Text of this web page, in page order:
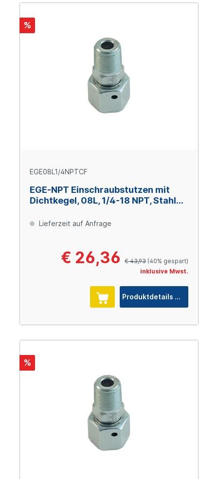
%
EGE08L1/4NPTCF
EGE-NPT Einschraubstutzen mit
Dichtkegel, 08L, 1/4-18 NPT, Stahl
Lieferzeit auf Anfrage
€ 26,36 € 43,93 (40% gespart)
inklusive Mwst.
Produktdetails
%